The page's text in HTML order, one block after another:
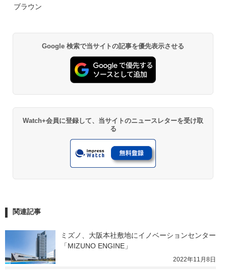
ブラウン
Google 検索で当サイトの記事を優先表示させる
Watch+会員に登録して、当サイトのニュースレターを受け取
る
関連記事
ミズノ、大阪本社敷地にイノベーションセンター
「MIZUNO ENGINE」
2022年11月8日